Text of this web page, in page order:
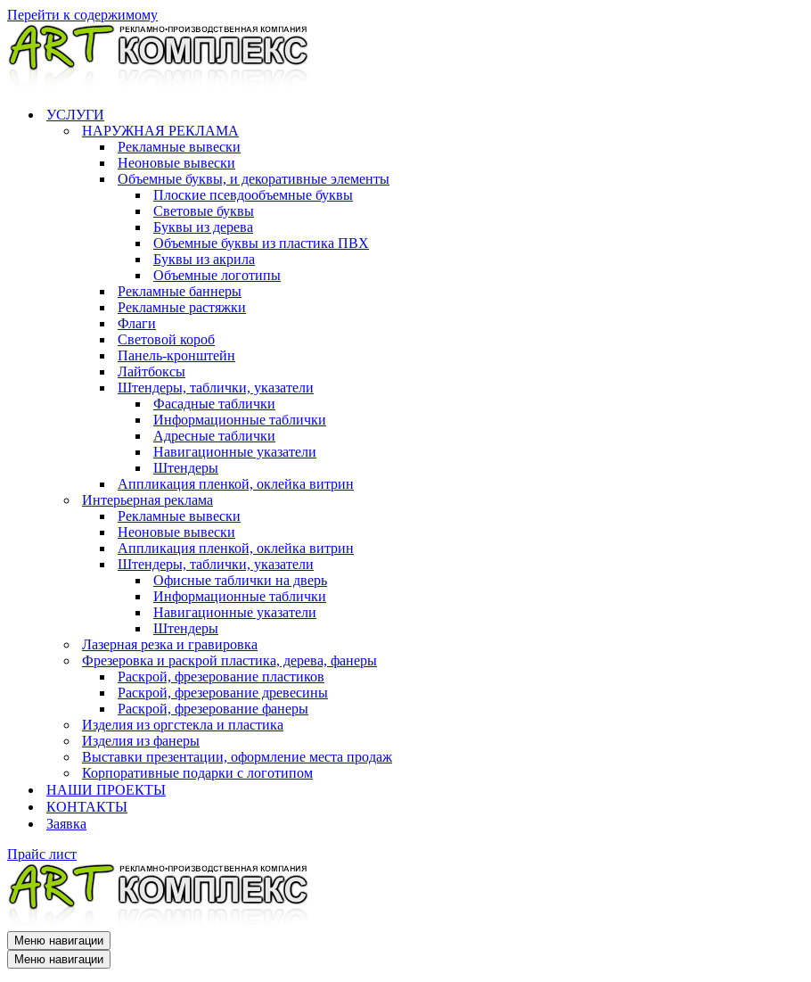
Перейти к содержимому
УСЛУГИ
НАРУЖНАЯ РЕКЛАМА
Рекламные вывески
Неоновые вывески
Объемные буквы, и декоративные элементы
Плоские псевдообъемные буквы
Световые буквы
Буквы из дерева
Объемные буквы из пластика ПВХ
Буквы из акрила
Объемные логотипы
Рекламные баннеры
Рекламные растяжки
Флаги
Световой короб
Панель-кронштейн
Лайтбоксы
Штендеры, таблички, указатели
Фасадные таблички
Информационные таблички
Адресные таблички
Навигационные указатели
Штендеры
Аппликация пленкой, оклейка витрин
Интерьерная реклама
Рекламные вывески
Неоновые вывески
Аппликация пленкой, оклейка витрин
Штендеры, таблички, указатели
Офисные таблички на дверь
Информационные таблички
Навигационные указатели
Штендеры
Лазерная резка и гравировка
Фрезеровка и раскрой пластика, дерева, фанеры
Раскрой, фрезерование пластиков
Раскрой, фрезерование древесины
Раскрой, фрезерование фанеры
Изделия из оргстекла и пластика
Изделия из фанеры
Выставки презентации, оформление места продаж
Корпоративные подарки с логотипом
НАШИ ПРОЕКТЫ
КОНТАКТЫ
Заявка
Прайс лист
Меню навигации
Меню навигации